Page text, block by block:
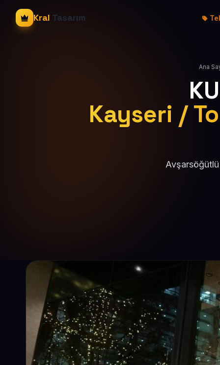
Kral Tasarım
Ana
Kayseri /